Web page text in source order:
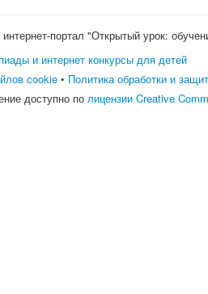
портал "Открытый урок:
и интернет конкурсы для детей
cookie • Политика обработки и
доступно полицензии Creative